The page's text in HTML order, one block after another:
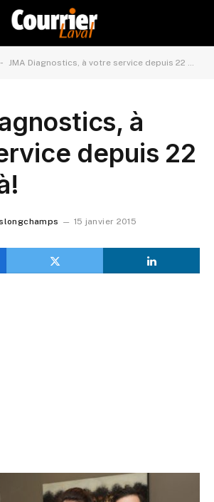
- JMA Diagnostics, à votre service depuis 22 ans déjà!
à
depuis 22
15 janvier 2015